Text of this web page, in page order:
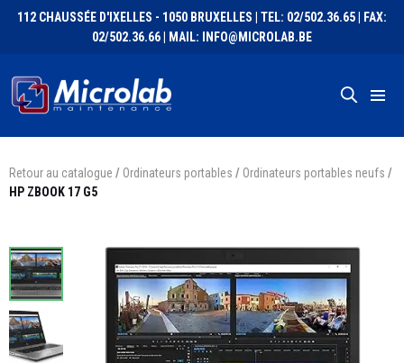
112 CHAUSSÉE D'IXELLES - 1050 BRUXELLES | TEL: 02/502.36.65 | FAX:
02/502.36.66 | MAIL: INFO@MICROLAB.BE
Retour au catalogue / Ordinateurs portables / Ordinateurs portables neufs /
HP ZBOOK 17 G5